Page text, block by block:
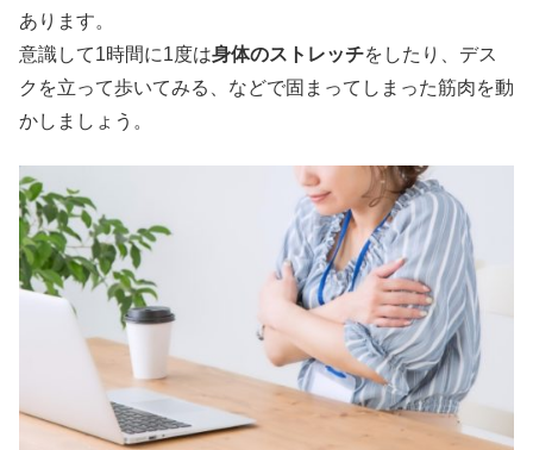
あります。
意識して1時間に1度は身体のストレッチをしたり、デス
クを立って歩いてみる、などで固まってしまった筋肉を動
かしましょう。